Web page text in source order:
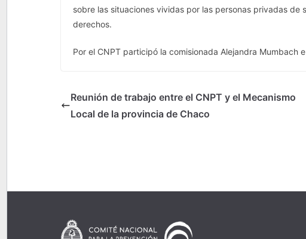
sobre las situaciones vividas por las personas privadas
derechos.
Por el CNPT participó la comisionada Alejandra Mumbach
Reunión de trabajo entre el CNPT y el Mecanismo
Local de la provincia de Chaco